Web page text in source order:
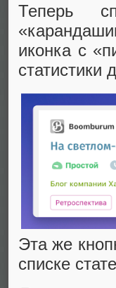
Теперь
иконка с
статистики
Эта же
списке